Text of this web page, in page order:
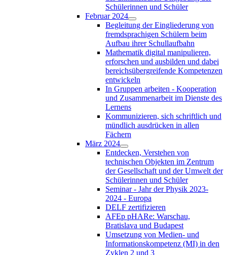
Schülerinnen und Schüler
Februar 2024
Begleitung der Eingliederung von
fremdsprachigen Schülern beim
Aufbau ihrer Schullaufbahn
Mathematik digital manipulieren,
erforschen und ausbilden und dabei
bereichsübergreifende Kompetenzen
entwickeln
In Gruppen arbeiten - Kooperation
und Zusammenarbeit im Dienste des
Lernens
Kommunizieren, sich schriftlich und
mündlich ausdrücken in allen
Fächern
März 2024
Entdecken, Verstehen von
technischen Objekten im Zentrum
der Gesellschaft und der Umwelt der
Schülerinnen und Schüler
Seminar - Jahr der Physik 2023-
2024 - Europa
DELF zertifizieren
AFEp pHARe: Warschau,
Bratislava und Budapest
Umsetzung von Medien- und
Informationskompetenz (MI) in den
Zyklen 2 und 3